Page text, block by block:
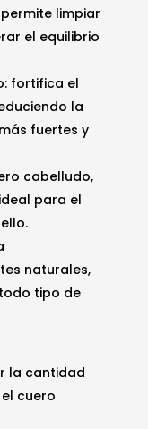
limpiar
el equilibrio
fortifica el
la
fuertes y
cabelludo,
para el
naturales,
tipo de
la cantidad
cuero